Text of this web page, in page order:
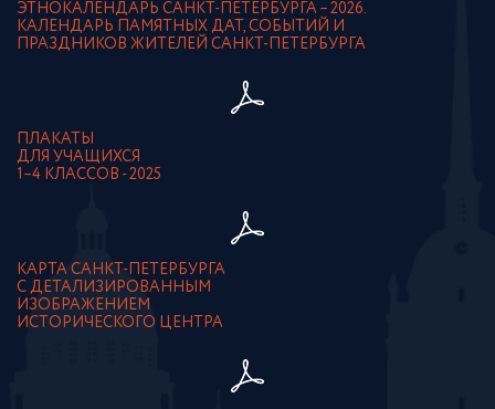
ЭТНОКАЛЕНДАРЬ САНКТ-ПЕТЕРБУРГА – 2026.
КАЛЕНДАРЬ ПАМЯТНЫХ ДАТ, СОБЫТИЙ И
ПРАЗДНИКОВ ЖИТЕЛЕЙ САНКТ-ПЕТЕРБУРГА
ПЛАКАТЫ
ДЛЯ УЧАЩИХСЯ
1–4 КЛАССОВ - 2025
КАРТА САНКТ-ПЕТЕРБУРГА
С ДЕТАЛИЗИРОВАННЫМ
ИЗОБРАЖЕНИЕМ
ИСТОРИЧЕСКОГО ЦЕНТРА